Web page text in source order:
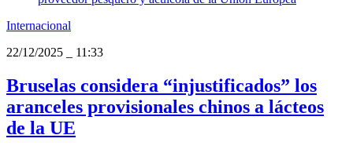
Internacional
22/12/2025
11:33
Bruselas considera “injustificados” los
aranceles provisionales chinos a lácteos
de la UE